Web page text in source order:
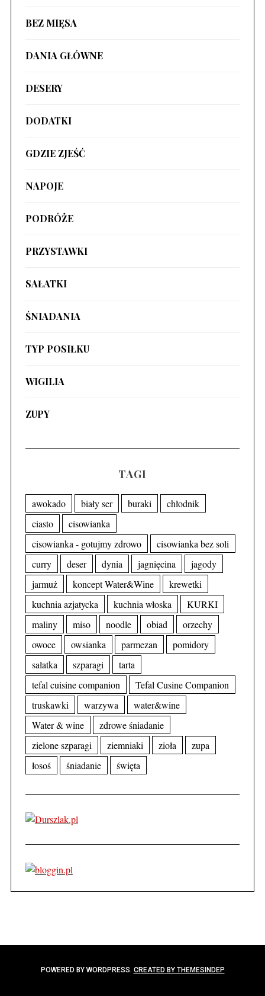
BEZ MIĘSA
DANIA GŁÓWNE
DESERY
DODATKI
GDZIE ZJEŚĆ
NAPOJE
PODRÓŻE
PRZYSTAWKI
SAŁATKI
ŚNIADANIA
TYP POSIŁKU
WIGILIA
ZUPY
TAGI
awokado biały ser buraki
chłodnik
ciasto
cisowianka
cisowianka - gotujmy zdrowo
cisowianka bez soli
curry
deser dynia jagnięcina
jagody
jarmuż
koncept Water&Wine
krewetki
kuchnia azjatycka
kuchnia włoska
KURKI
maliny
miso noodle obiad
orzechy
owoce
owsianka parmezan
pomidory
sałatka
szparagi
tarta
tefal cuisine companion
Tefal Cusine Companion
truskawki
warzywa
water&wine
Water & wine
zdrowe śniadanie
zielone szparagi
ziemniaki zioła
zupa
łosoś
śniadanie święta
POWERED BY WORDPRESS. CREATED BY THEMESINDEP